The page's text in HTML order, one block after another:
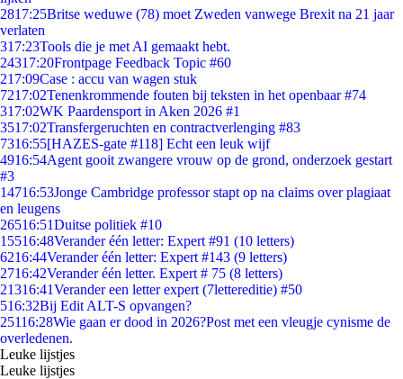
2817:25Britse weduwe (78) moet Zweden vanwege Brexit na 21 jaar
verlaten
317:23Tools die je met AI gemaakt hebt.
24317:20Frontpage Feedback Topic #60
217:09Case : accu van wagen stuk
7217:02Tenenkrommende fouten bij teksten in het openbaar #74
317:02WK Paardensport in Aken 2026 #1
3517:02Transfergeruchten en contractverlenging #83
7316:55[HAZES-gate #118] Echt een leuk wijf
4916:54Agent gooit zwangere vrouw op de grond, onderzoek gestart
#3
14716:53Jonge Cambridge professor stapt op na claims over plagiaat
en leugens
26516:51Duitse politiek #10
15516:48Verander één letter: Expert #91 (10 letters)
6216:44Verander één letter: Expert #143 (9 letters)
2716:42Verander één letter. Expert # 75 (8 letters)
21316:41Verander een letter expert (7lettereditie) #50
516:32Bij Edit ALT-S opvangen?
25116:28Wie gaan er dood in 2026?Post met een vleugje cynisme de
overledenen.
Leuke lijstjes
Leuke lijstjes